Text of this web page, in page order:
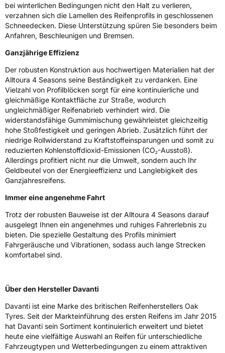
EU Label
EffizienzD
NasshaftungB
Rollgeräusch (Klasse) A
Rollgeräusch (dB)68
Fahrzeugklasse C1
3PMSF / Schneeflockensymbol / Alpine-SymbolJa
EPREL ID 1174305
Allgemeine Produktsicherheit (GPSR)
Herstellerkontakt
CS Amsterdam Netherlands, info@davanti-
tyres.com
bei winterlichen Bedingungen nicht den Halt zu verlieren,
verzahnen sich die Lamellen des Reifenprofils in geschlossenen
Schneedecken. Diese Unterstützung spüren Sie besonders beim
Anfahren, Beschleunigen und Bremsen.
Ganzjährige Effizienz
Der robusten Konstruktion aus hochwertigen Materialien hat der
Alltoura 4 Seasons seine Beständigkeit zu verdanken. Eine
Vielzahl von Profilblöcken sorgt für eine kontinuierliche und
gleichmäßige Kontaktfläche zur Straße, wodurch
ungleichmäßiger Reifenabrieb verhindert wird. Die
widerstandsfähige Gummimischung gewährleistet gleichzeitig
hohe Stoßfestigkeit und geringen Abrieb. Zusätzlich führt der
niedrige Rollwiderstand zu Kraftstoffeinsparungen und somit zu
reduzierten Kohlenstoffdioxid-Emissionen (CO₂-Ausstoß).
Allerdings profitiert nicht nur die Umwelt, sondern auch Ihr
Geldbeutel von der Energieeffizienz und Langlebigkeit des
Ganzjahresreifens.
Immer eine angenehme Fahrt
Trotz der robusten Bauweise ist der Alltoura 4 Seasons darauf
ausgelegt Ihnen ein angenehmes und ruhiges Fahrerlebnis zu
bieten. Die spezielle Gestaltung des Profils minimiert
Fahrgeräusche und Vibrationen, sodass auch lange Strecken
komfortabel sind.
Über den Hersteller Davanti
Davanti ist eine Marke des britischen Reifenherstellers Oak
Tyres. Seit der Markteinführung des ersten Reifens im Jahr 2015
hat Davanti sein Sortiment kontinuierlich erweitert und bietet
heute eine vielfältige Auswahl an Reifen für unterschiedliche
Fahrzeugtypen und Wetterbedingungen zu einem attraktiven